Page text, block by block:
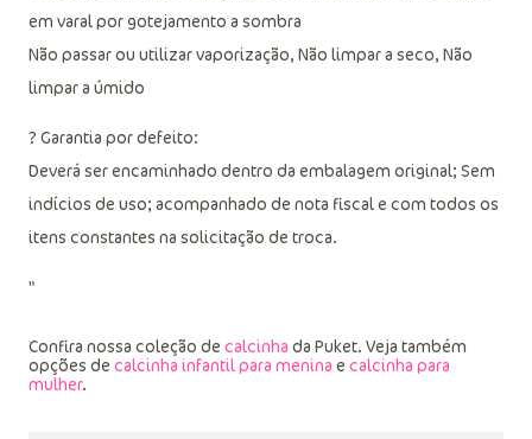
em varal por gotejamento a sombra
Não passar ou utilizar vaporização, Não limpar a seco, Não
limpar a úmido
? Garantia por defeito:
Deverá ser encaminhado dentro da embalagem original; Sem
indícios de uso; acompanhado de nota fiscal e com todos os
itens constantes na solicitação de troca.
"
Confira nossa coleção de calcinha da Puket. Veja também
opções de calcinha infantil para menina e calcinha para
mulher.